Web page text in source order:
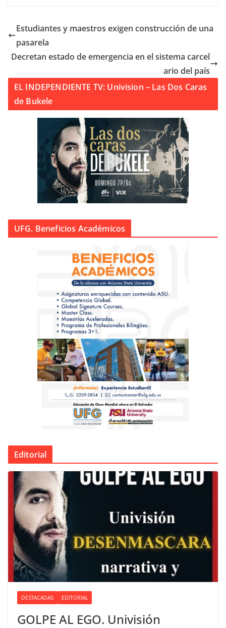
Estudiantes y maestros exigen construcción de una
pasarela
Decretan estado de emergencia en el sistema carcel
ario del país
EL INDEPENDIENTE TV: Univision – Las Dos Caras
de Bukele
UFG. Beneficios Académicos
Editorial
DESTACADAS EDITORIAL
GOLPE AL EGO. Univisión